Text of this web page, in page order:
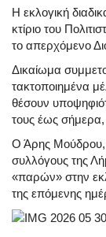
Η εκλογική
κτίριο του
το απερχόμενο
Δικαίωμα
τακτοποιημένα
θέσουν
τους έως
Ο Άρης Μούδρου,
συλλόγους της
«παρών» στην
της επόμενης